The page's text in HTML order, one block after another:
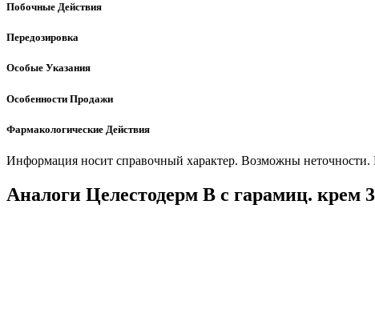
Побочные Действия
Передозировка
Особые Указания
Особенности Продажи
Фармакологические Действия
Информация носит справочный характер. Возможны неточности.
Аналоги Целестодерм В с гарамиц. крем